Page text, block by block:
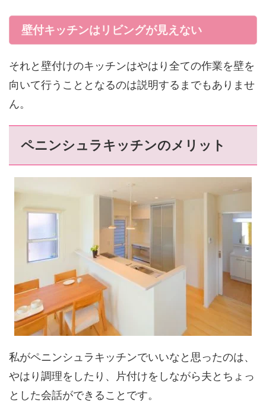
壁付キッチンはリビングが見えない
それと壁付けのキッチンはやはり全ての作業を壁を
向いて行うこととなるのは説明するまでもありませ
ん。
ペニンシュラキッチンのメリット
私がペニンシュラキッチンでいいなと思ったのは、
やはり調理をしたり、片付けをしながら夫とちょっ
とした会話ができることです。